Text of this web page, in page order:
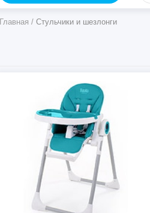
Главная / Стульчики и шезлонги